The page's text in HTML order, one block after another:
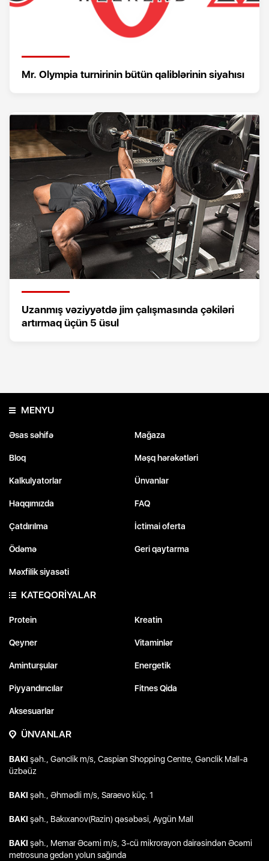
Mr. Olympia turnirinin bütün qaliblərinin siyahısı
Uzanmış vəziyyətdə jim çalışmasında çəkiləri
artırmaq üçün 5 üsul
MENYU
Əsas səhifə Mağaza
Bloq Məşq hərəkətləri
Kalkulyatorlar Ünvanlar
Haqqımızda FAQ
Çatdırılma İctimai oferta
Ödəmə Geri qaytarma
Məxfilik siyasəti
KATEQORİYALAR
Protein Kreatin
Qeyner Vitaminlər
Aminturşular Energetik
Piyyandırıcılar Fitnes Qida
Aksesuarlar
ÜNVANLAR
BAKI şəh., Gənclik m/s, Caspian Shopping Centre, Gənclik Mall-a
üzbəüz
BAKI şəh., Əhmədli m/s, Saraevo küç. 1
BAKI şəh., Bakıxanov(Razin) qəsəbəsi, Aygün Mall
BAKI şəh., Memar Əcəmi m/s, 3-cü mikrorayon dairəsindən Əcəmi
metrosuna gedən yolun sağında